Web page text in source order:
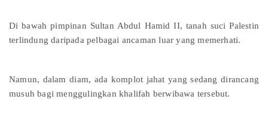
Di bawah pimpinan Sultan Abdul Hamid II, tanah suci Palestin
terlindung daripada pelbagai ancaman luar yang memerhati.
Namun, dalam diam, ada komplot jahat yang sedang dirancang
musuh bagi menggulingkan khalifah berwibawa tersebut.